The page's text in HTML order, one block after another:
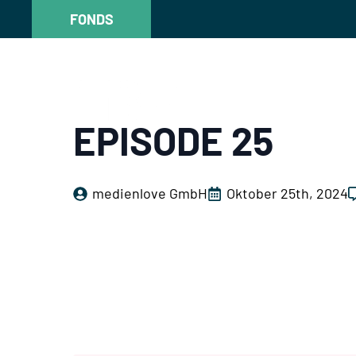
FONDS
FONDS
EPISODE 25
medienlove GmbH Oktober 25th, 2024